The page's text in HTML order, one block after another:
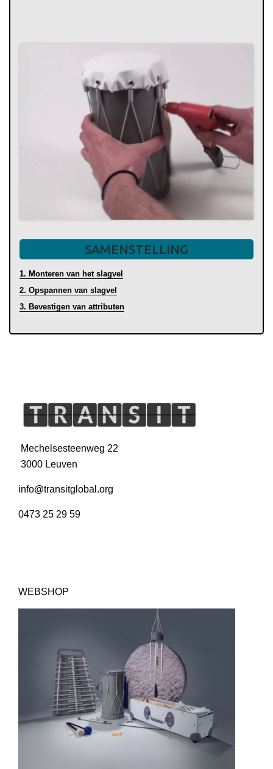
SAMENSTELLING
1. Monteren van het slagvel
2. Opspannen van slagvel
3. Bevestigen van attributen
Mechelsesteenweg 22
3000 Leuven
info@transitglobal.org
0473 25 29 59
WEBSHOP